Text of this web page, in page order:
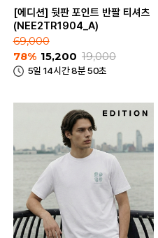
[에디션] 뒷판 포인트 반팔 티셔츠
(NEE2TR1904_A)
69,000
78% 15,200 19,000
5일 14시간 8분 50초